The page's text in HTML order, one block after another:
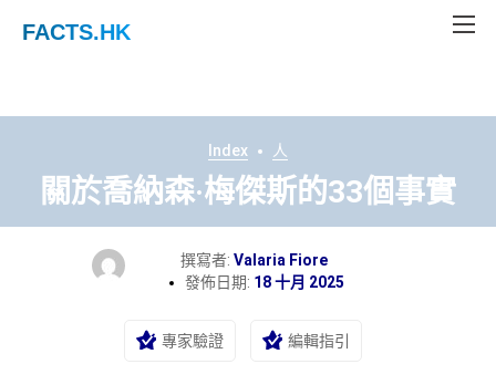
FACTS.HK
Index 人
關於喬納森·梅傑斯的33個事實
撰寫者: Valaria Fiore
發佈日期: 18 十月 2025
專家驗證 編輯指引